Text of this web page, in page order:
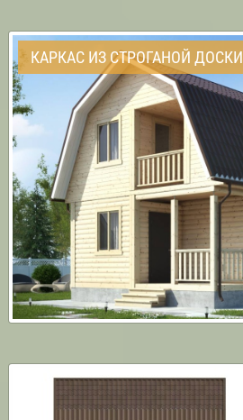
КАРКАС ИЗ СТРОГАНОЙ ДОСКИ